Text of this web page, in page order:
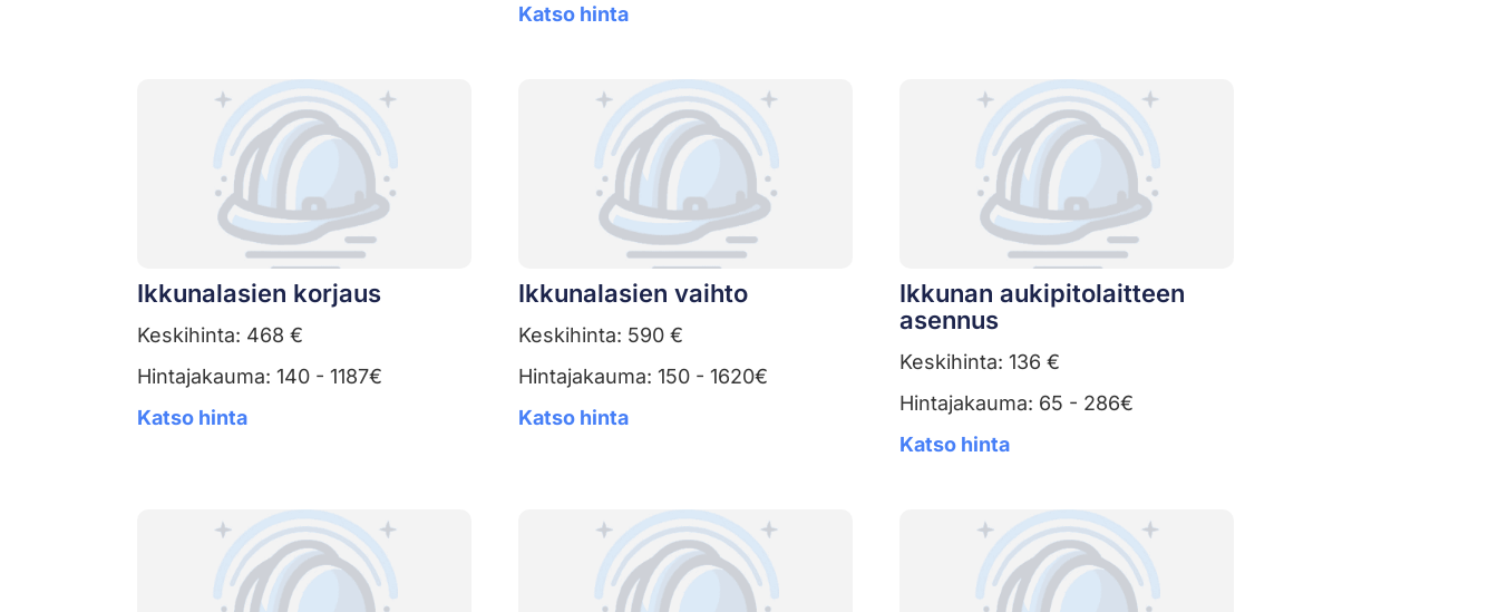
Katso hinta
Ikkunalasien korjaus
Keskihinta: 468 €
Hintajakauma: 140 - 1187€
Katso hinta
Ikkunalasien vaihto
Keskihinta: 590 €
Hintajakauma: 150 - 1620€
Katso hinta
Ikkunan aukipitolaitteen
asennus
Keskihinta: 136 €
Hintajakauma: 65 - 286€
Katso hinta